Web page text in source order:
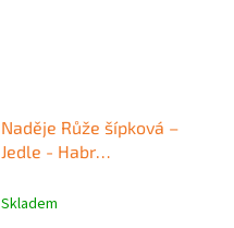
Naděje Růže šípková –
Jedle - Habr
ml
Skladem